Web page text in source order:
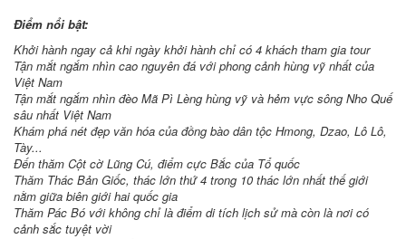
Điểm nổi bật:
Khởi hành ngay cả khi ngày khởi hành chỉ có 4 khách tham gia tour
Tận mắt ngắm nhìn cao nguyên đá với phong cảnh hùng vỹ nhất của
Việt Nam
Tận mắt ngắm nhìn đèo Mã Pì Lèng hùng vỹ và hẻm vực sông Nho Quế
sâu nhất Việt Nam
Khám phá nét đẹp văn hóa của đồng bào dân tộc Hmong, Dzao, Lô Lô,
Tày...
Đến thăm Cột cờ Lũng Cú, điểm cực Bắc của Tổ quốc
Thăm Thác Bản Giốc, thác lớn thứ 4 trong 10 thác lớn nhất thế giới
nằm giữa biên giới hai quốc gia
Thăm Pác Bó với không chỉ là điểm di tích lịch sử mà còn là nơi có
cảnh sắc tuyệt vời